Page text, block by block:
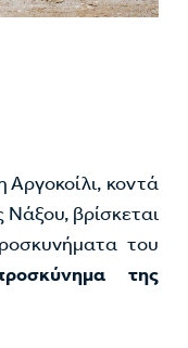
κοντά
Νάξου, βρίσκεται
του
της